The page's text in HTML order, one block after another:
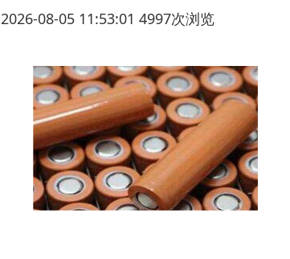
2026-08-05 11:53:01 4997次浏览